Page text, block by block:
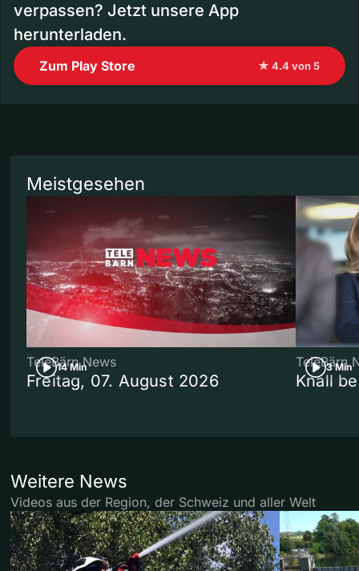
verpassen? Jetzt unsere App
herunterladen.
Zum Play Store ★ 4.4 von 5
Meistgesehen
14 Min
TeleBärn News
Freitag, 07. August 2026
3 Min
TeleBärn
Knall
Weitere News
Videos aus der Region, der Schweiz und aller Welt